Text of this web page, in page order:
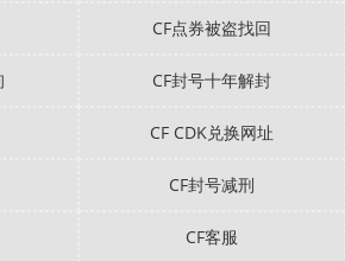
CF点券被盗找回
CF封号十年解封
CF CDK兑换网址
CF封号减刑
CF客服